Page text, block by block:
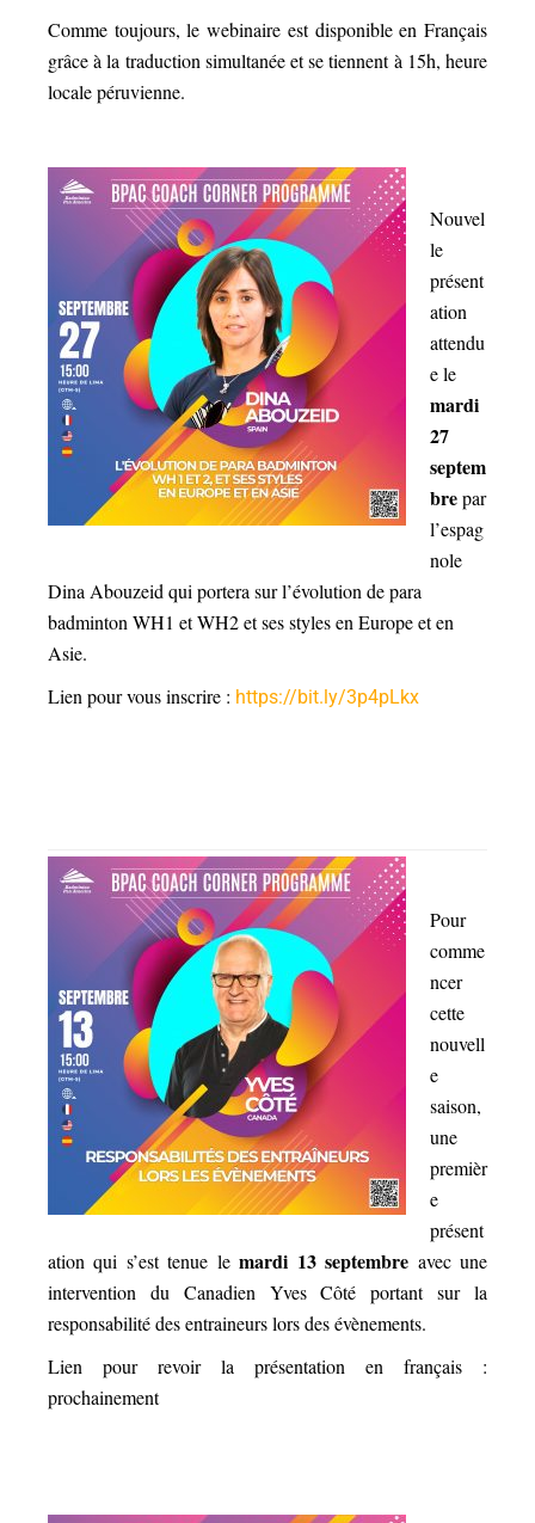
Comme toujours, le webinaire est disponible en Français
grâce à la traduction simultanée et se tiennent à 15h, heure
locale péruvienne.
Nouvel
le
présent
ation
attendu
e le
mardi
27
septem
brepar
l’espag
nole
Dina Abouzeid qui portera sur l’évolution de para
badminton WH1 et WH2 et ses styles en Europe et en
Asie.
Lien pour vous inscrire : https://bit.ly/3p4pLkx
Pour
comme
ncer
cette
nouvell
e
saison,
une
premièr
e
présent
ation qui s’est tenue lemardi 13 septembre avec une
intervention du Canadien Yves Côté portant sur la
responsabilité des entraineurs lors des évènements.
Lien pour revoir la présentation en français :
prochainement